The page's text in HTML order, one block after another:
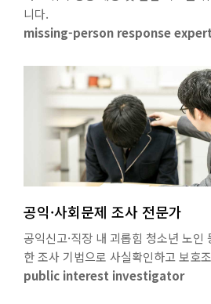
니다.
missing-person response expert
공익·사회문제 조사 전문가
공익신고·직장 내 괴롭힘 청소년 노인
한 조사 기법으로 사실확인하고 보호
public interest investigator